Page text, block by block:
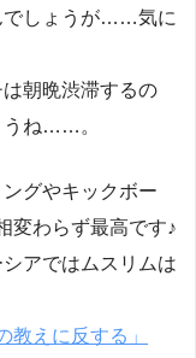
でしょうが……気に
朝晩渋滞するの
うね……。
グやキックボー
変わらず最高です♪
アではムスリムは
教えに反する」